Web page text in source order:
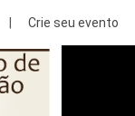
Crie seu evento